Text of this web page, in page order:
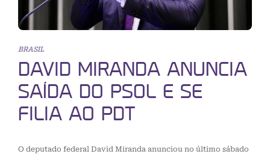
BRASIL
DAVID MIRANDA ANUNCIA
SAÍDA DO PSOL E SE
FILIA AO PDT
O deputado federal David Miranda anunciou no último sábado